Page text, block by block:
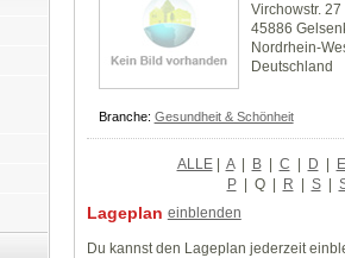
Virchowstr. 27
45886
Nordrhein-
Deutschland
Branche: Gesundheit & Schönheit
ALLE| A | B | C | D | E
P | Q | R | S |
Lageplan einblenden
Du kannst den Lageplan jederzeit